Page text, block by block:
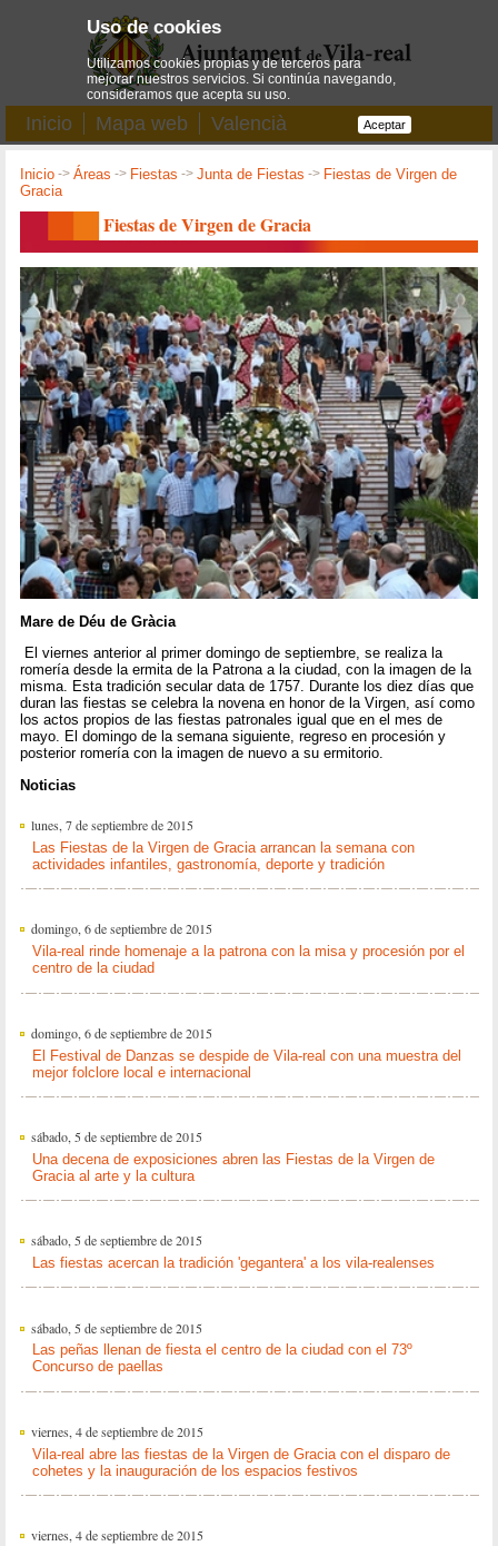
Inicio Mapa web Valencià
Inicio ->Áreas -> Fiestas ->Junta de Fiestas -> Fiestas de Virgen de
Gracia
Fiestas de Virgen de Gracia
Mare de Déu de Gràcia
El viernes anterior al primer domingo de septiembre, se realiza la
romería desde la ermita de la Patrona a la ciudad, con la imagen de la
misma. Esta tradición secular data de 1757. Durante los diez días que
duran las fiestas se celebra la novena en honor de la Virgen, así como
los actos propios de las fiestas patronales igual que en el mes de
mayo. El domingo de la semana siguiente, regreso en procesión y
posterior romería con la imagen de nuevo a su ermitorio.
Noticias
lunes, 7 de septiembre de 2015
Las Fiestas de la Virgen de Gracia arrancan la semana con
actividades infantiles, gastronomía, deporte y tradición
domingo, 6 de septiembre de 2015
Vila-real rinde homenaje a la patrona con la misa y procesión por el
centro de la ciudad
domingo, 6 de septiembre de 2015
El Festival de Danzas se despide de Vila-real con una muestra del
mejor folclore local e internacional
sábado, 5 de septiembre de 2015
Una decena de exposiciones abren las Fiestas de la Virgen de
Gracia al arte y la cultura
sábado, 5 de septiembre de 2015
Las fiestas acercan la tradición 'gegantera' a los vila-realenses
sábado, 5 de septiembre de 2015
Las peñas llenan de fiesta el centro de la ciudad con el 73º
Concurso de paellas
viernes, 4 de septiembre de 2015
Vila-real abre las fiestas de la Virgen de Gracia con el disparo de
cohetes y la inauguración de los espacios festivos
viernes, 4 de septiembre de 2015
Uso de cookies
Utilizamos cookies propias y de terceros para
mejorar nuestros servicios. Si continúa navegando,
consideramos que acepta su uso.
Aceptar